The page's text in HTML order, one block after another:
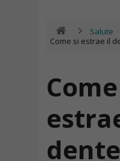
Salute
Come si estrae il